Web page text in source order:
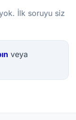
İlk soruyu siz
veya